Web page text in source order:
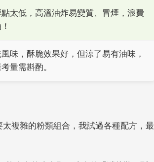
太低，高溫油炸易變質、冒煙，浪費
味，酥脆效果好，但涼了易有油味，
量需斟酌。
太複雜的粉類組合，我試過各種配方，最